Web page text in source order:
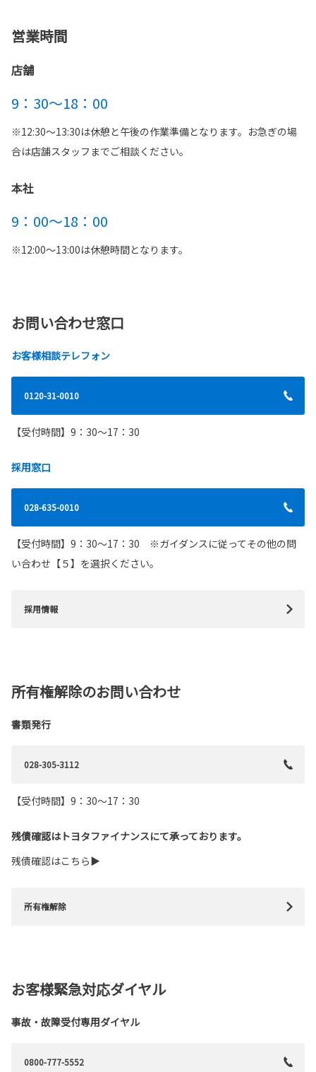
営業時間
店舗
9：30～18：00
※12:30～13:30は休憩と午後の作業準備となります。お急ぎの場
合は店舗スタッフまでご相談ください。
本社
9：00～18：00
※12:00～13:00は休憩時間となります。
お問い合わせ窓口
お客様相談テレフォン
0120-31-0010
【受付時間】9：30～17：30
採用窓口
028-635-0010
【受付時間】9：30～17：30 ※ガイダンスに従ってその他の問
い合わせ【５】を選択ください。
採用情報
所有権解除のお問い合わせ
書類発行
028-305-3112
【受付時間】9：30～17：30
残債確認はトヨタファイナンスにて承っております。
残債確認はこちら▶
所有権解除
お客様緊急対応ダイヤル
事故・故障受付専用ダイヤル
0800-777-5552